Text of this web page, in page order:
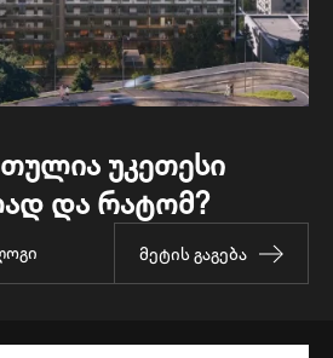
ᲣᲙᲔᲗᲔᲡᲘ
ᲓᲐ ᲠᲐᲢᲝᲛ?
ᲛᲔᲢᲘᲡ ᲒᲐᲒᲔᲑᲐ